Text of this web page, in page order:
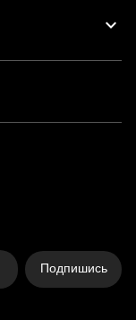
Подпишись